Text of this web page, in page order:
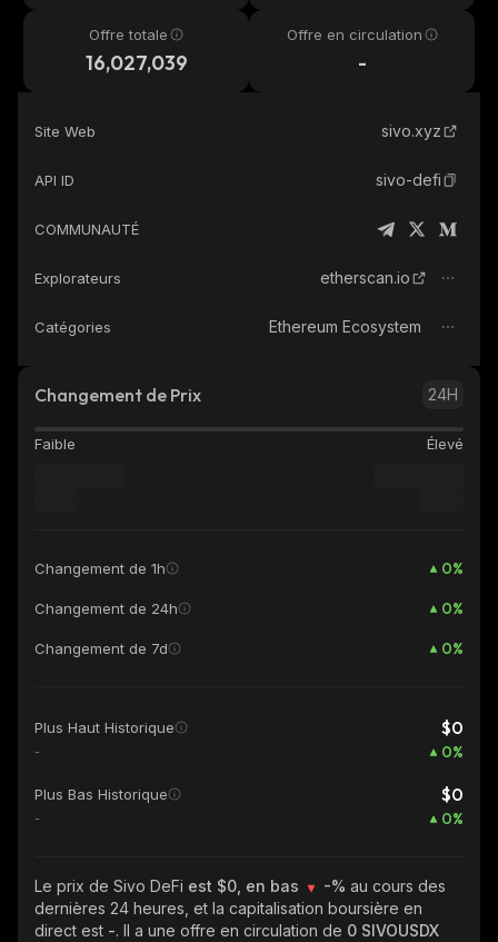
Offre totale
16,027,039
Offre en circulation
-
Site Web sivo.xyz
API ID sivo-defi
COMMUNAUTÉ
Explorateurs etherscan.io
Catégories Ethereum Ecosystem
Changement de Prix 24H
Faible Élevé
Changement de 1h 0%
Changement de 24h 0%
Changement de 7d 0%
Plus Haut Historique $0
- 0%
Plus Bas Historique $0
- 0%
Le prix de Sivo DeFi est $0, en bas -% au cours des
dernières 24 heures, et la capitalisation boursière en
direct est -. Il a une offre en circulation de 0 SIVOUSDX